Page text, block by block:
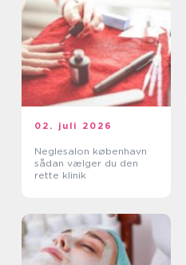
02. juli 2026
Neglesalon københavn
sådan vælger du den
rette klinik